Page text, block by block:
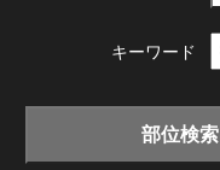
キーワード
部位検索